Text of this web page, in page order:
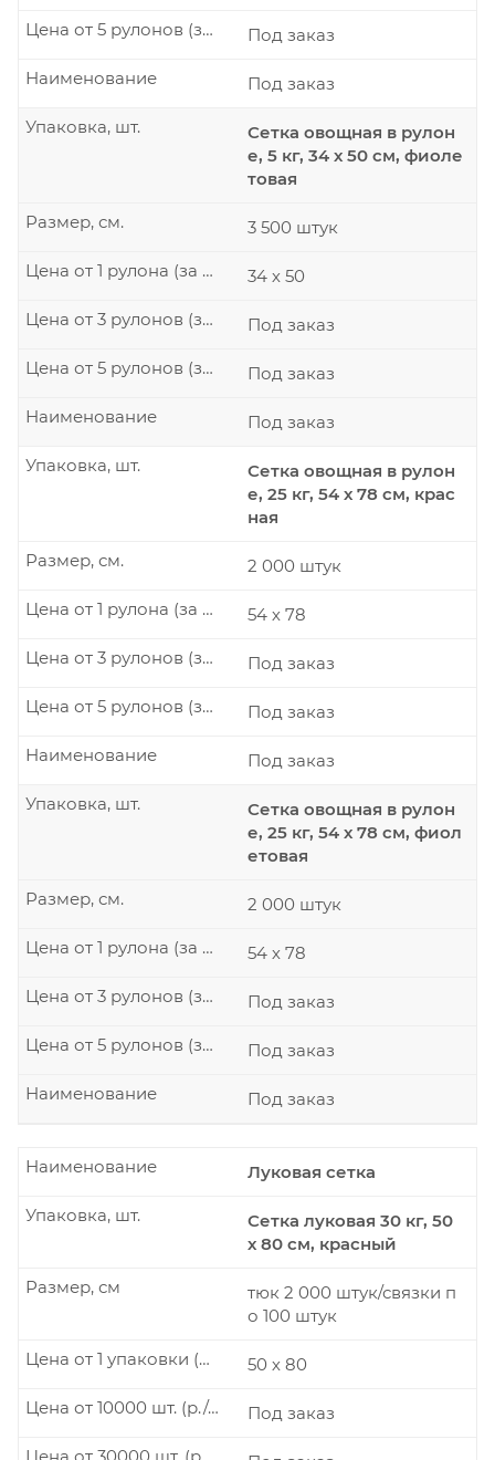
Под заказ
Цена от 5 рулонов (за рулон)
Под заказ
Наименование
Сетка овощная в рулон
е, 5 кг, 34 х 50 см, фиоле
товая
Упаковка, шт.
3 500 штук
Размер, см.
34 х 50
Цена от 1 рулона (за рулон)
Под заказ
Цена от 3 рулонов (за рулон)
Под заказ
Цена от 5 рулонов (за рулон)
Под заказ
Наименование
Сетка овощная в рулон
е, 25 кг, 54 х 78 см, крас
ная
Упаковка, шт.
2 000 штук
Размер, см.
54 х 78
Цена от 1 рулона (за рулон)
Под заказ
Цена от 3 рулонов (за рулон)
Под заказ
Цена от 5 рулонов (за рулон)
Под заказ
Наименование
Сетка овощная в рулон
е, 25 кг, 54 х 78 см, фиол
етовая
Упаковка, шт.
2 000 штук
Размер, см.
54 х 78
Цена от 1 рулона (за рулон)
Под заказ
Цена от 3 рулонов (за рулон)
Под заказ
Цена от 5 рулонов (за рулон)
Под заказ
Наименование
Луковая сетка
Наименование
Сетка луковая 30 кг, 50
х 80 см, красный
Упаковка, шт.
тюк 2 000 штук/связки п
о 100 штук
Размер, см
50 х 80
Цена от 1 упаковки (р./шт.)
Под заказ
Цена от 10000 шт. (р./шт.)